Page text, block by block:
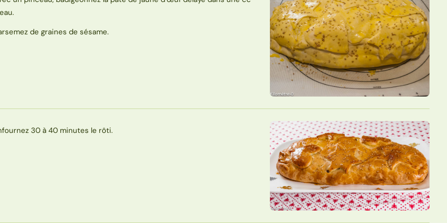
de graines de sésame.
30 à 40 minutes le rôti.